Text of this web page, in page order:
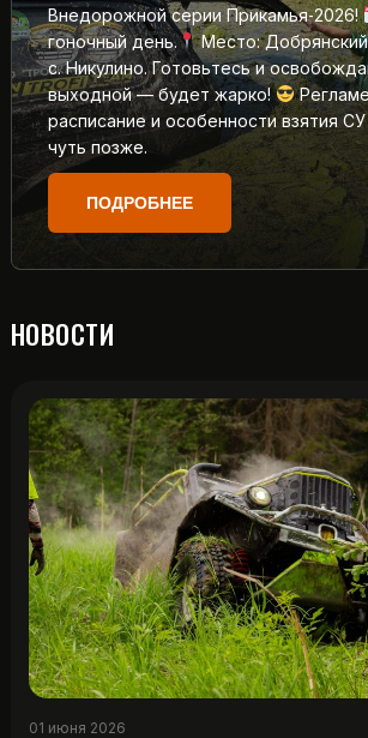
Внедорожной серии Прикамья‑2026!
гоночный день.
Место:
с. Никулино. Готовьтесь и
выходной — будет жарко!
расписание и особенности взятия
чуть позже.
ПОДРОБНЕЕ
НОВОСТИ
01 июня 2026